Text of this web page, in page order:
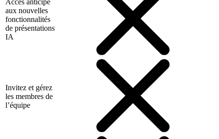
aux nouvelles
fonctionnalités
de présentations
IA
Invitez et gérez
les membres de
l’équipe